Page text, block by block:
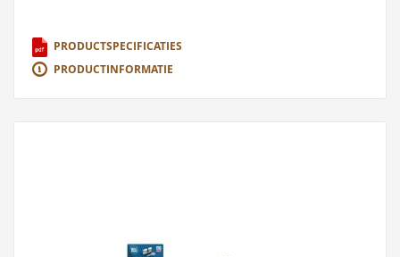
PRODUCTSPECIFICATIES
PRODUCTINFORMATIE